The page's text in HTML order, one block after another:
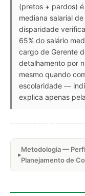
(pretos + pardos)
mediana salarial
disparidade
65% do salário
cargo de Gerente
detalhamento por
mesmo quando
escolaridade —
explica apenas
Metodologia —
Planejamento de